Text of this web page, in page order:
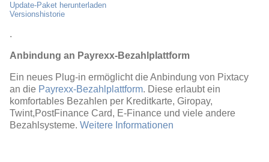
Update-Paket herunterladen
Versionshistorie
.
Anbindung an Payrexx-Bezahlplattform
Ein neues Plug-in ermöglicht die Anbindung von Pixtacy
an die Payrexx-Bezahlplattform. Diese erlaubt ein
komfortables Bezahlen per Kreditkarte, Giropay,
Twint,PostFinance Card, E-Finance und viele andere
Bezahlsysteme. Weitere Informationen